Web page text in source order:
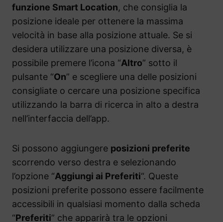
funzione Smart Location, che consiglia la
posizione ideale per ottenere la massima
velocità in base alla posizione attuale. Se si
desidera utilizzare una posizione diversa, è
possibile premere l’icona “Altro” sotto il
pulsante “On” e scegliere una delle posizioni
consigliate o cercare una posizione specifica
utilizzando la barra di ricerca in alto a destra
nell’interfaccia dell’app.
Si possono aggiungere posizioni preferite
scorrendo verso destra e selezionando
l’opzione “Aggiungi ai Preferiti“. Queste
posizioni preferite possono essere facilmente
accessibili in qualsiasi momento dalla scheda
“Preferiti” che apparirà tra le opzioni